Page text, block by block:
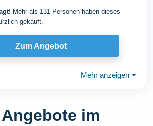
Mehr als 131 Personen haben dieses
gekauft.
Zum Angebot
Mehr anzeigen ⏷
im